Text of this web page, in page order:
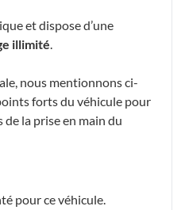
et dispose d’une
illimité.
nous mentionnons ci-
forts du véhicule pour
de la prise en main du
pour ce véhicule.